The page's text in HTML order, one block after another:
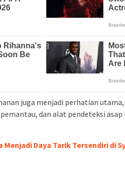
juga menjadi perhatian
dan alat pendeteksi
Menjadi Daya Tarik Tersendiri di